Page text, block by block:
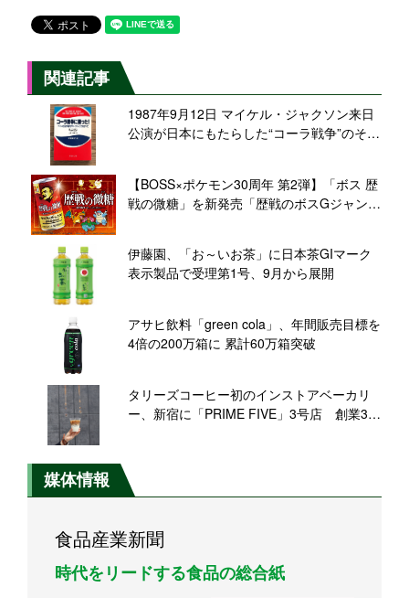
関連記事
1987年9月12日 マイケル・ジャクソン来日
公演が日本にもたらした“コーラ戦争”のその
【BOSS×ポケモン30周年 第2弾】「ボス 歴
戦の微糖」を新発売「歴戦のボスGジャン」
伊藤園、「お～いお茶」に日本茶GIマーク
表示製品で受理第1号、9月から展開
アサヒ飲料「green cola」、年間販売目標を
4倍の200万箱に 累計60万箱突破
タリーズコーヒー初のインストアベーカリ
ー、新宿に「PRIME FIVE」3号店 創業30
媒体情報
食品産業新聞
時代をリードする食品の総合紙